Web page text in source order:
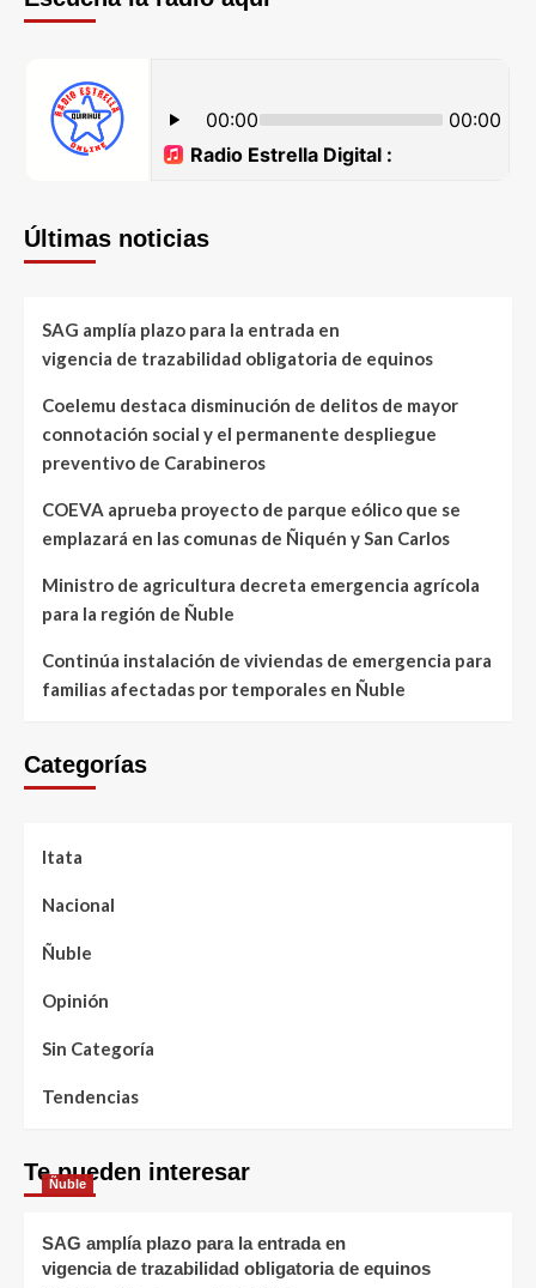
Últimas noticias
SAG amplía plazo para la entrada en
vigencia de trazabilidad obligatoria de equinos
Coelemu destaca disminución de delitos de mayor
connotación social y el permanente despliegue
preventivo de Carabineros
COEVA aprueba proyecto de parque eólico que se
emplazará en las comunas de Ñiquén y San Carlos
Ministro de agricultura decreta emergencia agrícola
para la región de Ñuble
Continúa instalación de viviendas de emergencia para
familias afectadas por temporales en Ñuble
Categorías
Itata
Nacional
Ñuble
Opinión
Sin Categoría
Tendencias
Te pueden interesar
Ñuble
SAG amplía plazo para la entrada en
vigencia de trazabilidad obligatoria de equinos